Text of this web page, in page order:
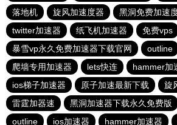
落地机
旋风加速度器 黑洞免费加速
twitter加速器
纸飞机加速器 免费vps
暴雪vp永久免费加速器下载官网
outline
爬墙专用加速器
lets快连
hammer加
ios梯子加速器
原子加速最新下载
旋
雷霆加器速
黑洞加速器下载永久免费版
outline
ios加速器 hammer加速器